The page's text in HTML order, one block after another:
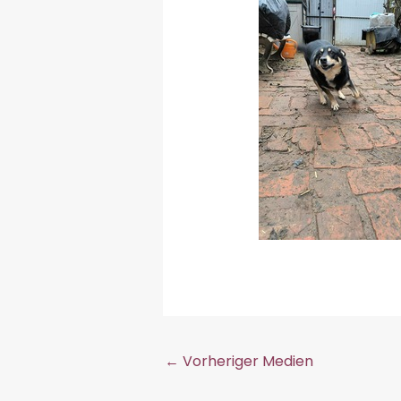
← Vorheriger Medien